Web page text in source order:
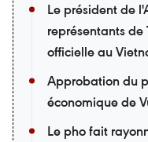
Le président de
représentants
officielle au
Approbation du
économique de
Le pho fait